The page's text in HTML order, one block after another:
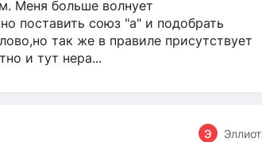
Меня больше волнует
поставить союз "а" и подобрать
так же в правиле присутствует
и тут нера...
Э Эллиот